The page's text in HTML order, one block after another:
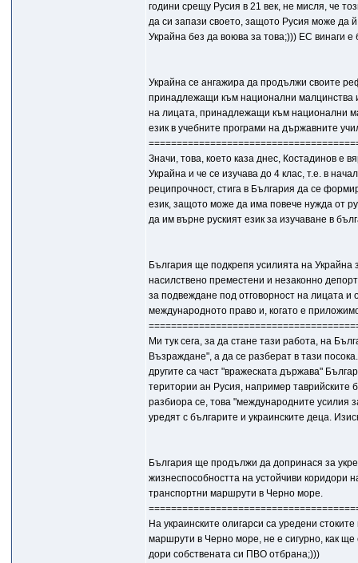
години срещу Русия в 21 век, не мисля, че
да си запази своето, защото Русия може да
Украйна без да воюва за това;))) ЕС винаги
Украйна се ангажира да продължи своите
принадлежащи към национални малцинства
на лицата, принадлежащи към национални
език в учебните програми на държавните
Значи, това, което каза днес, Костадинов е
Украйна и че се изучава до 4 клас, т.е. в
реципрочност, стига в България да се
език, защото може да има повече нужда от
да им върне руският език за изучаване в
България ще подкрепя усилията на
насилствено преместени и незаконно
за подвеждане под отговорност на лицата и
международното право и, когато е
Ми тук сега, за да стане тази работа, на
Възраждане", а да се разберат в тази
другите са част "вражеската държава"
територии ан Русия, например таврийските
разбиора се, това "международните усилия
уредят с българите и украинските деца.
България ще продължи да допринася за
жизнеспособността на устойчиви коридори
транспортни маршрути в Черно море.
На украинските олигарси са уредени
маршрути в Черно море, не е сигурно, как ще
дори собствената си ПВО отбрана;)))